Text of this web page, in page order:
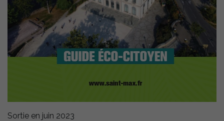
Sortie en juin 2023